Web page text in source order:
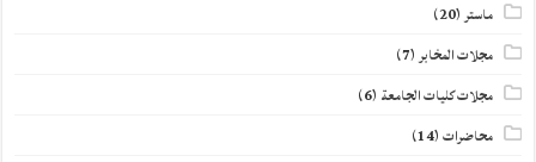
ماستر(20)
مجلات المخابر(7)
مجلات كليات الجامعة (6)
محاضرات(14)